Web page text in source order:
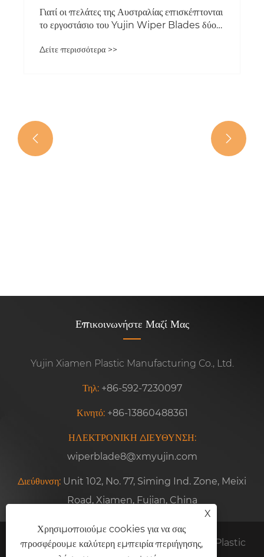
Επικοινωνήστε Μαζί Μας
ΗΛΕΚΤΡΟΝΙΚΗ ΔΙΕΥΘΥΝΣΗ:
Unit 102, No. 77, Siming Ind. Zone, Meixi
X
Χρησιμοποιούμε cookies για να σας
προσφέρουμε καλύτερη εμπειρία περιήγησης,